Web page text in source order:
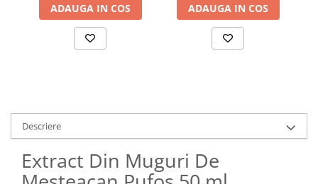
ADAUGA IN COS ADAUGA IN COS
Descriere
Extract Din Muguri De